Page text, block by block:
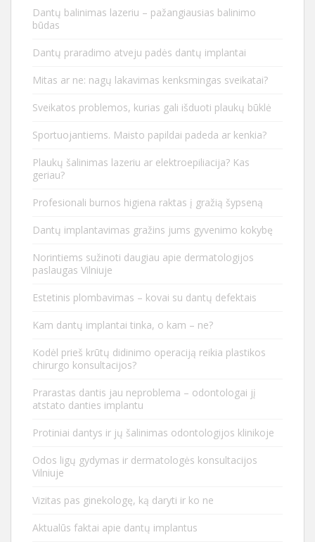
Dantų balinimas lazeriu – pažangiausias balinimo
būdas
Dantų praradimo atveju padės dantų implantai
Mitas ar ne: nagų lakavimas kenksmingas sveikatai?
Sveikatos problemos, kurias gali išduoti plaukų būklė
Sportuojantiems. Maisto papildai padeda ar kenkia?
Plaukų šalinimas lazeriu ar elektroepiliacija? Kas
geriau?
Profesionali burnos higiena raktas į gražią šypseną
Dantų implantavimas gražins jums gyvenimo kokybę
Norintiems sužinoti daugiau apie dermatologijos
paslaugas Vilniuje
Estetinis plombavimas – kovai su dantų defektais
Kam dantų implantai tinka, o kam – ne?
Kodėl prieš krūtų didinimo operaciją reikia plastikos
chirurgo konsultacijos?
Prarastas dantis jau neproblema – odontologai jį
atstato danties implantu
Protiniai dantys ir jų šalinimas odontologijos klinikoje
Odos ligų gydymas ir dermatologės konsultacijos
Vilniuje
Vizitas pas ginekologę, ką daryti ir ko ne
Aktualūs faktai apie dantų implantus